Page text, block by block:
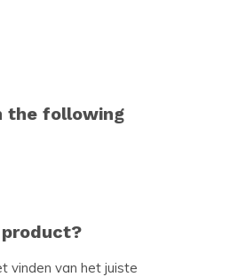
the following
vinden van het juiste